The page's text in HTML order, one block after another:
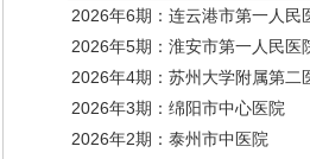
2026年6期：连云港市第一人民
2026年5期：淮安市第一人民医
2026年4期：苏州大学附属第二
2026年3期：绵阳市中心医院
2026年2期：泰州市中医院